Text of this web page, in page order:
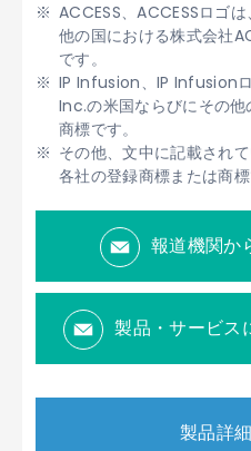
ACCESS、ACCESSロゴ
他の国における株式会社
です。
IP Infusion、IP Infusion
Inc.の米国ならびにその
商標です。
その他、文中に記載され
各社の登録商標または商標
報道機関か
製品・サービス
製品詳